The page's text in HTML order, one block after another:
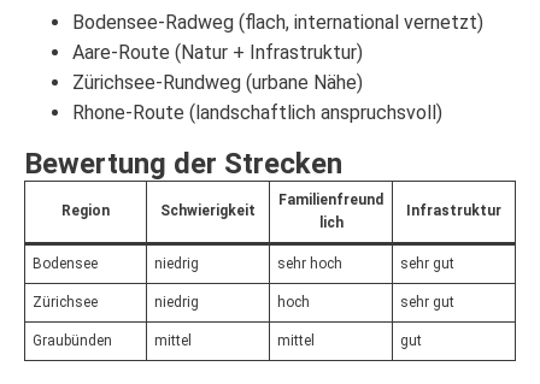
Bodensee-Radweg (flach, international vernetzt)
Aare-Route (Natur + Infrastruktur)
Zürichsee-Rundweg (urbane Nähe)
Rhone-Route (landschaftlich anspruchsvoll)
Bewertung der Strecken
Region Schwierigkeit
Familienfreund
lich
Infrastruktur
Bodensee niedrig sehr hoch sehr gut
Zürichsee niedrig hoch sehr gut
Graubünden mittel mittel gut